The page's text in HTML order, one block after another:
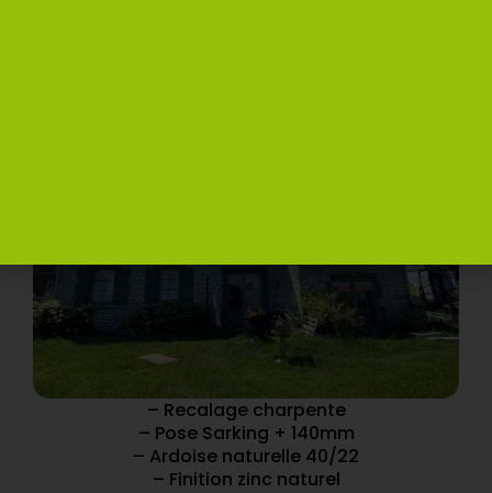
– Recalage charpente
– Pose Sarking + 140mm
– Ardoise naturelle 40/22
– Finition zinc naturel